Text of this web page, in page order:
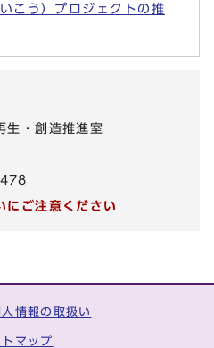
こう）プロジェクトの推
・創造推進室
にご注意ください
人情報の取扱い
トマップ